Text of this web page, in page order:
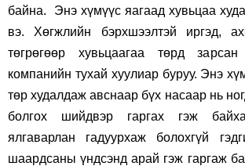
байна. Энэ хүмүүс яагаад хувьцаа
вэ. Хөгжлийн бэрхшээлтэй иргэд,
төгрөгөөр хувьцаагаа төрд
компанийн тухай хуулиар буруу. Энэ
төр худалдаж авснаар бүх насаар нь
болгох шийдвэр гаргах гэж
ялгаварлан гадуурхаж болохгүй
шаардсаны үндсэнд арай гэж гаргаж